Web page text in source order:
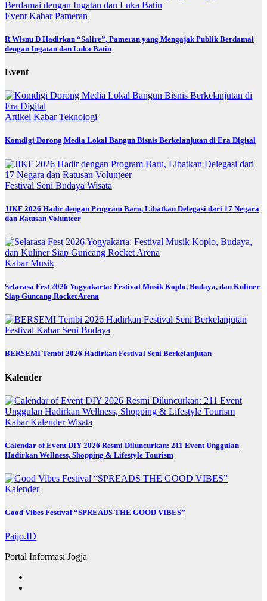
Event KabarPameran
R Wisnu D Hadirkan “Salire”, Pameran yang Mengajak Publik Berdamai
dengan Ingatan dan Luka Batin
Event
Artikel KabarTeknologi
Komdigi Dorong Media Lokal Bangun Bisnis Berkelanjutan di Era Digital
Festival Seni Budaya Wisata
JIKF 2026 Hadir dengan Program Baru, Libatkan Delegasi dari 17 Negara
dan Ratusan Volunteer
KabarMusik
Selarasa Fest 2026 Yogyakarta: Festival Musik Koplo, Budaya, dan Kuliner
Siap Guncang Rocket Arena
Festival Kabar Seni Budaya
BERSEMI Tembi 2026 Hadirkan Festival Seni Berkelanjutan
Kalender
KabarKalenderWisata
Calendar of Event DIY 2026 Resmi Diluncurkan: 211 Event Unggulan
Hadirkan Wellness, Shopping & Lifestyle Tourism
Kalender
Good Vibes Festival “SPREADS THE GOOD VIBES”
Paijo.ID
Portal Informasi Jogja